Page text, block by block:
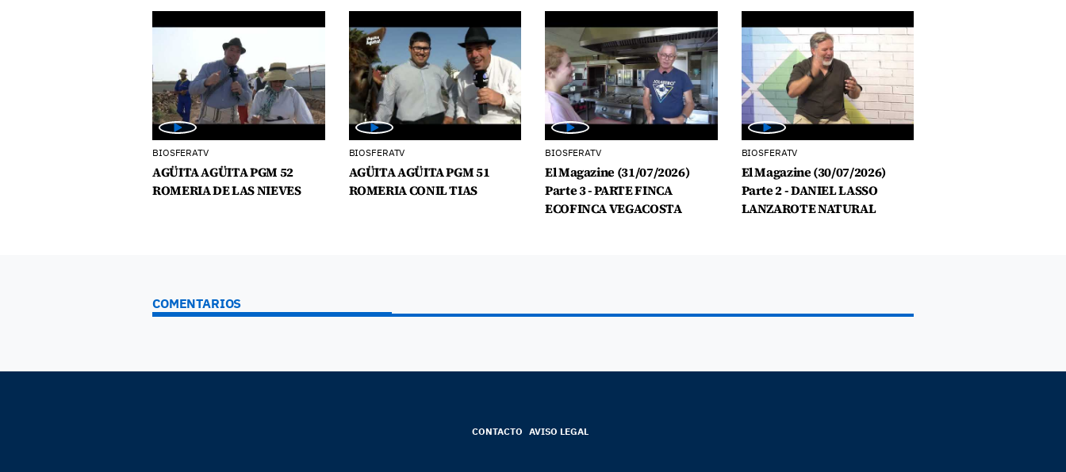
BIOSFERATV
AGÜITA AGÜITA PGM 52
ROMERIA DE LAS NIEVES
BIOSFERATV
AGÜITA AGÜITA PGM 51
ROMERIA CONIL TIAS
BIOSFERATV
El Magazine (31/07/2026)
Parte 3 - PARTE FINCA
ECOFINCA VEGACOSTA
BIOSFERATV
El Magazine (30/07/2026)
Parte 2 - DANIEL LASSO
LANZAROTE NATURAL
COMENTARIOS
CONTACTO AVISO LEGAL